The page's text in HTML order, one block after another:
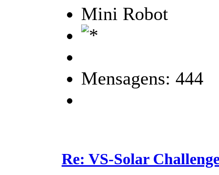
Mini Robot
Mensagens: 444
Re: VS-Solar